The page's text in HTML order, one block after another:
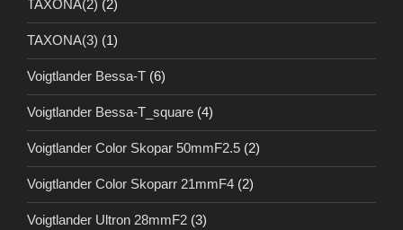
TAXONA(2) (2)
TAXONA(3) (1)
Voigtlander Bessa-T (6)
Voigtlander Bessa-T_square (4)
Voigtlander Color Skopar 50mmF2.5 (2)
Voigtlander Color Skoparr 21mmF4 (2)
Voigtlander Ultron 28mmF2 (3)